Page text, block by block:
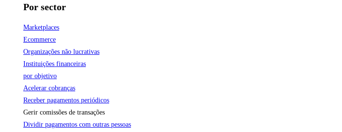
Por sector
Marketplaces
Ecommerce
Organizações não lucrativas
Instituições financeiras
por objetivo
Acelerar cobranças
Receber pagamentos periódicos
Gerir comissões de transações
Dividir pagamentos com outras pessoas